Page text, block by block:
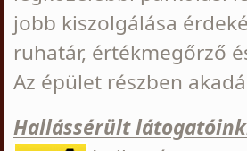
jobb kiszolgálása
ruhatár, értékmegőrző
Az épület részben
Hallássérült